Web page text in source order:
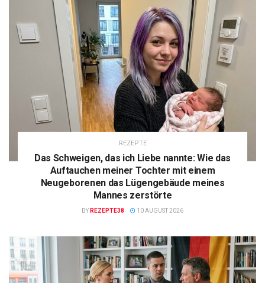
REZEPTE
Das Schweigen, das ich Liebe nannte: Wie das
Auftauchen meiner Tochter mit einem
Neugeborenen das Lügengebäude meines
Mannes zerstörte
BY REZEPTE38 10 AUGUST 2026